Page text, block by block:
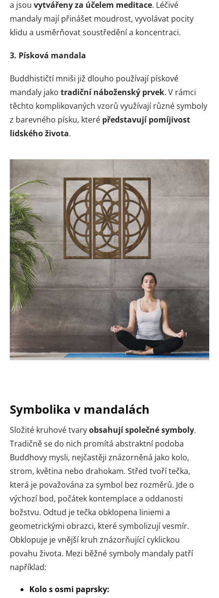
a jsou vytvářeny za účelem meditace. Léčivé
mandaly mají přinášet moudrost, vyvolávat pocity
klidu a usměrňovat soustředění a koncentraci.
3. Písková mandala
Buddhističtí mniši již dlouho používají pískové
mandaly jako tradiční náboženský prvek. V rámci
těchto komplikovaných vzorů využívají různé symboly
z barevného písku, které představují pomíjivost
lidského života.
Symbolika v mandalách
Složité kruhové tvaryobsahují společné symboly.
Tradičně se do nich promítá abstraktní podoba
Buddhovy mysli, nejčastěji znázorněná jako kolo,
strom, květina nebo drahokam. Střed tvoří tečka,
která je považována za symbol bez rozměrů. Jde o
výchozí bod, počátek kontemplace a oddanosti
božstvu. Odtud je tečka obklopena liniemi a
geometrickými obrazci, které symbolizují vesmír.
Obklopuje je vnější kruh znázorňující cyklickou
povahu života. Mezi běžné symboly mandaly patří
například:
Kolo s osmi paprsky: